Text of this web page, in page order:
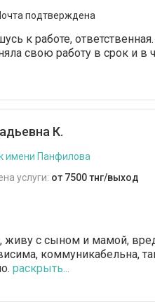
подтверждена
к работе,
свою работу в срок и в
К.
имени Панфилова
услуги: от 7500 тнг/выход
живу с сыном и мамой,
коммуникабельна,
раскрыть...